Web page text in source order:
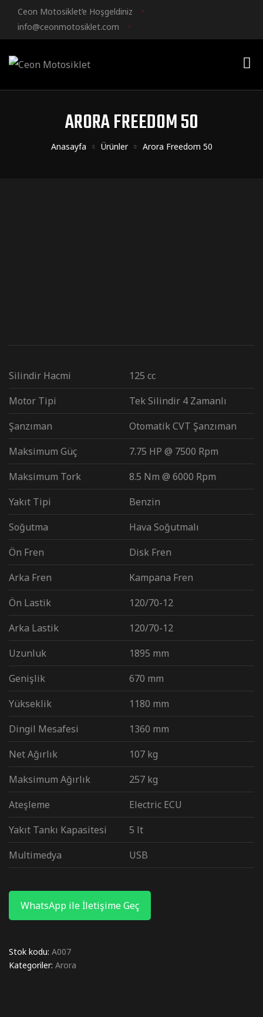
Ceon Motosiklet’e Hoşgeldiniz
info@ceonmotosiklet.com
ARORA FREEDOM 50
Anasayfa Ürünler Arora Freedom 50
Silindir Hacmi
125 cc
Motor Tipi
Tek Silindir 4 Zamanlı
Şanzıman
Otomatik CVT Şanzıman
Maksimum Güç
7.75 HP @ 7500 Rpm
Maksimum Tork
8.5 Nm @ 6000 Rpm
Yakıt Tipi
Benzin
Soğutma
Hava Soğutmalı
Ön Fren
Disk Fren
Arka Fren
Kampana Fren
Ön Lastik
120/70-12
Arka Lastik
120/70-12
Uzunluk
1895 mm
Genişlik
670 mm
Yükseklik
1180 mm
Dingil Mesafesi
1360 mm
Net Ağırlık
107 kg
Maksimum Ağırlık
257 kg
Ateşleme
Electric ECU
Yakıt Tankı Kapasitesi
5 lt
Multimedya
USB
WhatsApp ile İletişime Geç
Stok kodu: A007
Kategoriler: Arora